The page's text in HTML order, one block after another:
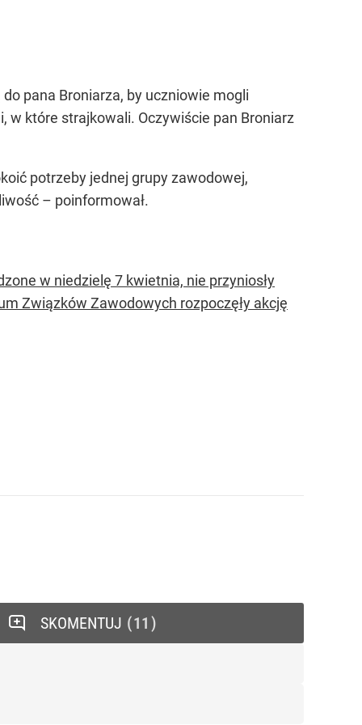
pana Broniarza, by uczniowie mogli
w które strajkowali. Oczywiście pan Broniarz
potrzeby jednej grupy zawodowej,
– poinformował.
w niedzielę 7 kwietnia, nie przyniosły
Związków Zawodowych rozpoczęły akcję
SKOMENTUJ 11